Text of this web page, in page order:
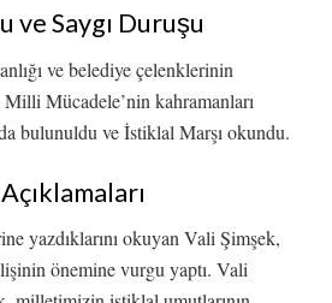
ve Saygı Duruşu
ve belediye çelenklerinin
Mücadele’nin kahramanları
bulunuldu ve İstiklal Marşı okundu.
yazdıklarını okuyan Vali Şimşek,
önemine vurgu yaptı. Vali